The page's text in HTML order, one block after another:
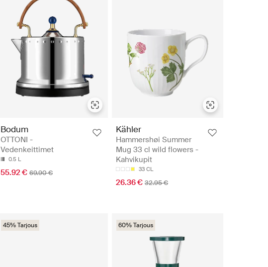
Bodum
OTTONI -
Vedenkeittimet
0.5 L
55.92 € 69.90 €
Kähler
Hammershøi Summer
Mug 33 cl wild flowers -
Kahvikupit
33 CL
26.36 € 32.95 €
45% Tarjous 60% Tarjous